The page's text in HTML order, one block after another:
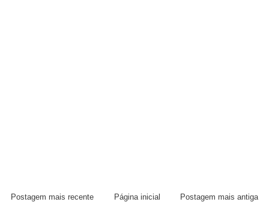
Postagem mais recente Postagem mais antiga
Página inicial